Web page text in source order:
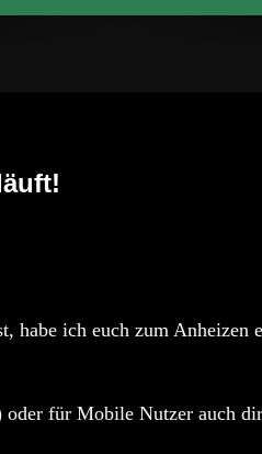
habe ich euch zum Anheizen
für Mobile Nutzer auch